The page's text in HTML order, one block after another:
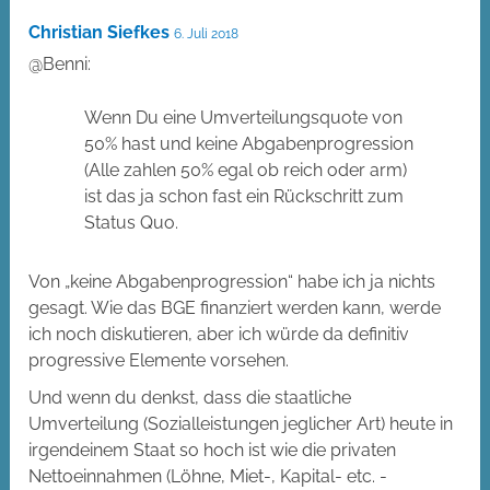
Christian Siefkes 6. Juli 2018
@Benni:
Wenn Du eine Umverteilungsquote von
50% hast und keine Abgabenprogression
(Alle zahlen 50% egal ob reich oder arm)
ist das ja schon fast ein Rückschritt zum
Status Quo.
Von „keine Abgabenprogression“ habe ich ja nichts
gesagt. Wie das BGE finanziert werden kann, werde
ich noch diskutieren, aber ich würde da definitiv
progressive Elemente vorsehen.
Und wenn du denkst, dass die staatliche
Umverteilung (Sozialleistungen jeglicher Art) heute in
irgendeinem Staat so hoch ist wie die privaten
Nettoeinnahmen (Löhne, Miet-, Kapital- etc. -